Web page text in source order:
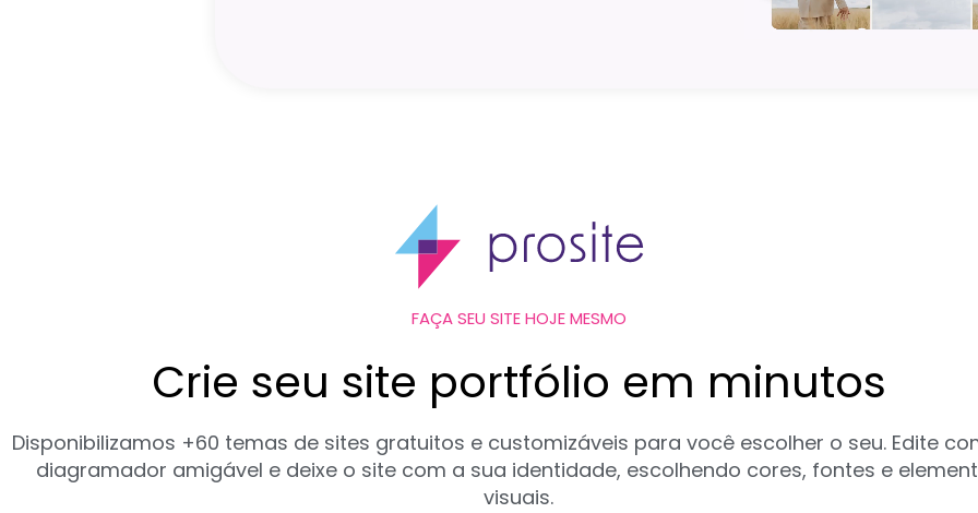
FAÇA SEU SITE HOJE MESMO
Crie seu site portfólio em minutos
Disponibilizamos +60 temas de sites gratuitos e customizáveis para você escolher o seu. Edite
diagramador amigável e deixe o site com a sua identidade, escolhendo cores, fontes e
visuais.